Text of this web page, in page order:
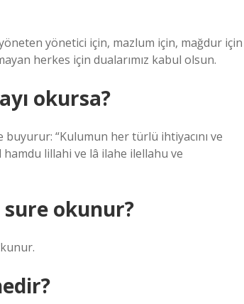
yönetici için, mazlum için, mağdur için
herkes için dualarımız kabul olsun.
okursa?
buyurur: “Kulumun her türlü ihtiyacını ve
lillahi ve lâ ilahe ilellahu ve
okunur?